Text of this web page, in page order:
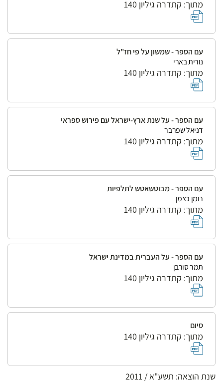
מתוך: קתדרה גיליון 140
עם הספר - שמשון על פי חז"ל
נורית בארי
מתוך: קתדרה גיליון 140
עם הספר - על שנת ארץ-ישראל עם פירוש ספראי
דניאל שפרבר
מתוך: קתדרה גיליון 140
עם הספר - מבוטשאטש לתלפיות
רומן כצמן
מתוך: קתדרה גיליון 140
עם הספר - על העברית במדינת ישראל
תמר סורבן
מתוך: קתדרה גיליון 140
סיום
מתוך: קתדרה גיליון 140
שנת הוצאה: תשע"א / 2011